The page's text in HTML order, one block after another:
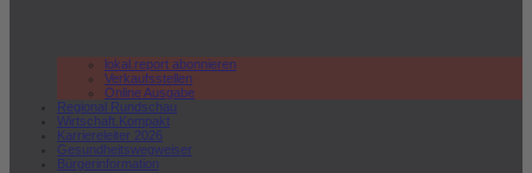
lokal.report abonnieren
Verkaufsstellen
Online Ausgabe
Regional Rundschau
Wirtschaft.Kompakt
Karriereleiter 2026
Gesundheitswegweiser
Bürgerinformation